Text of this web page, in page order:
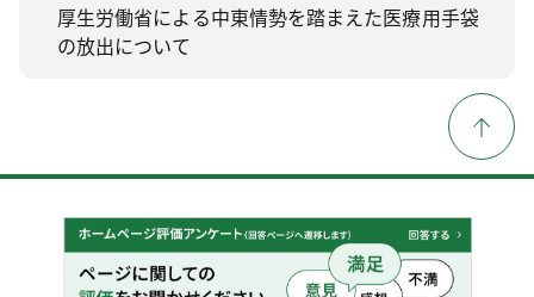
厚生労働省による中東情勢を踏まえた医療用手袋
の放出について